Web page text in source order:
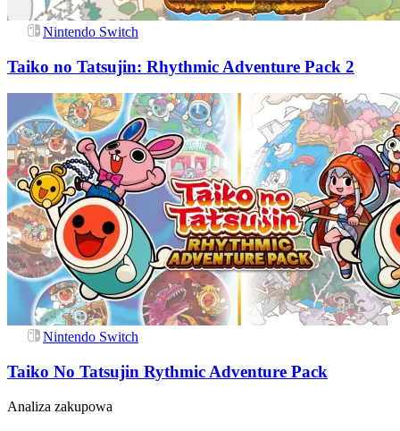
Nintendo Switch
Taiko no Tatsujin: Rhythmic Adventure Pack 2
Nintendo Switch
Taiko No Tatsujin Rythmic Adventure Pack
Analiza zakupowa